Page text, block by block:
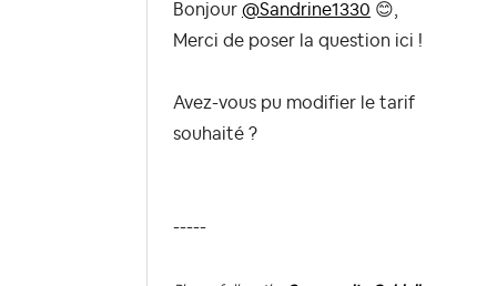
Bonjour @Sandrine1330 😊
Merci de poser la question ici !
Avez-vous pu modifier le tarif
souhaité ?
-----